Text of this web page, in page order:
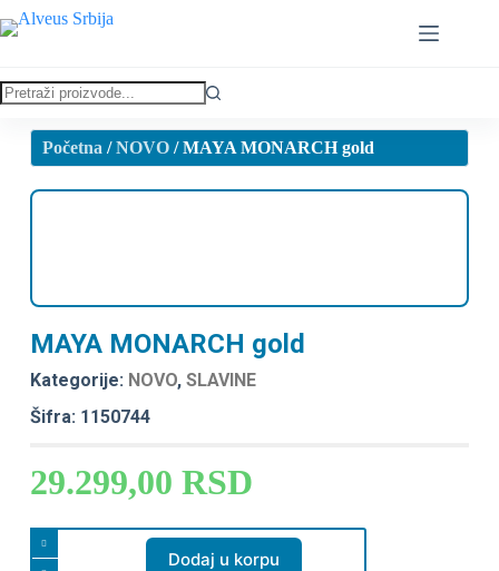
Početna /NOVO/ MAYA MONARCH gold
MAYA MONARCH gold
Kategorije: NOVO, SLAVINE
Šifra: 1150744
29.299,00 RSD
Dodaj u korpu